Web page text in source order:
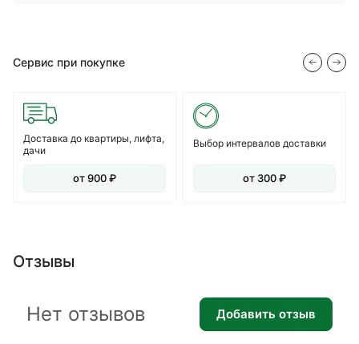
Сервис при покупке
Доставка до квартиры, лифта,
дачи
от 900 ₽
Выбор интервалов доставки
от 300 ₽
Отзывы
Нет отзывов Добавить отзыв